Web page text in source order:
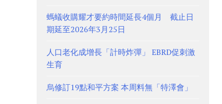
螞蟻收購耀才要約時間延長4個月 截止日
期延至2026年3月25日
人口老化成增長「計時炸彈」 EBRD促刺激
生育
烏修訂19點和平方案 本周料無「特澤會」